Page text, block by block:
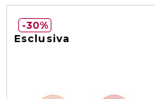
Esclusiva
30%